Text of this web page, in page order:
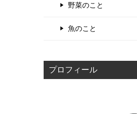
野菜のこと
魚のこと
プロフィール